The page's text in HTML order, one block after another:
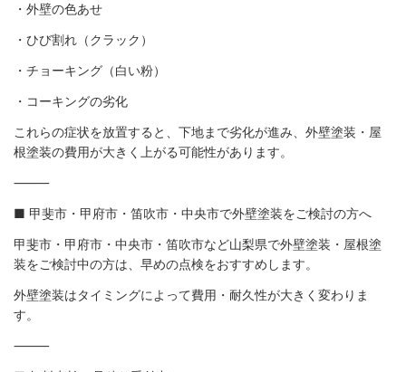
・外壁の色あせ
・ひび割れ（クラック）
・チョーキング（白い粉）
・コーキングの劣化
これらの症状を放置すると、下地まで劣化が進み、外壁塗装・屋
根塗装の費用が大きく上がる可能性があります。
⸻
■ 甲斐市・甲府市・笛吹市・中央市で外壁塗装をご検討の方へ
甲斐市・甲府市・中央市・笛吹市など山梨県で外壁塗装・屋根塗
装をご検討中の方は、早めの点検をおすすめします。
外壁塗装はタイミングによって費用・耐久性が大きく変わりま
す。
⸻